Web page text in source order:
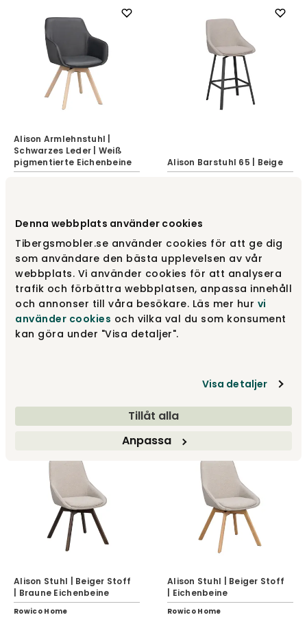
Denna webbplats använder cookies
Tibergsmobler.se använder cookies för att ge dig
som användare den bästa upplevelsen av vår
webbplats. Vi använder cookies för att analysera
trafik och förbättra webbplatsen, anpassa innehåll
och annonser till våra besökare. Läs mer hur vi
använder cookies och vilka val du som konsument
kan göra under "Visa detaljer".
Visa detaljer
Tillåt alla
Anpassa
Alison Armlehnstuhl |
Schwarzes Leder | Weiß
pigmentierte Eichenbeine
Alison Barstuhl 65 | Beige
199 €
Dunkelgrau Microfaser
Alison Stuhl | Beiger Stoff
| Braune Eichenbeine
Rowico Home
Alison Stuhl | Beiger Stoff
| Eichenbeine
Rowico Home